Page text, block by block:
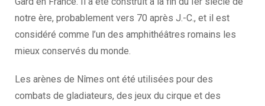
notre ère, probablement vers 70 après J.-C., et il est
considéré comme l’un des amphithéâtres romains les
mieux conservés du monde.
Les arènes de Nîmes ont été utilisées pour des
combats de gladiateurs, des jeux du cirque et des